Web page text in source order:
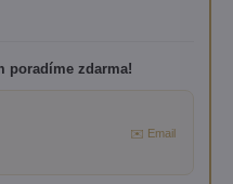
poradíme zdarma!
✉️ Email